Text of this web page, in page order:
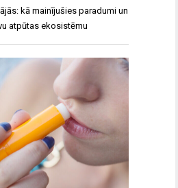
kā mainījušies paradumi un
atpūtas ekosistēmu